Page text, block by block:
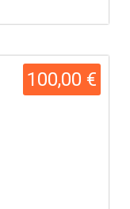
100,00 €